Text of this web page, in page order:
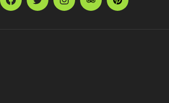
FacebookTwitterInstagramTripAdvisorPinterest